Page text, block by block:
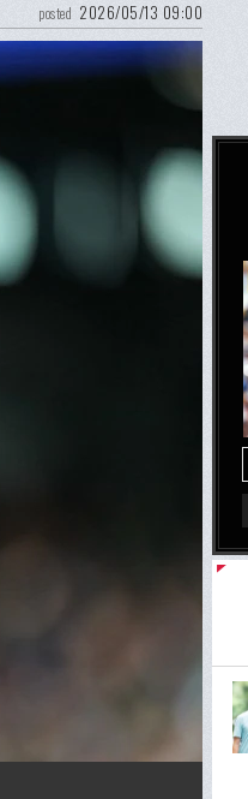
posted 2026/05/13 09:00